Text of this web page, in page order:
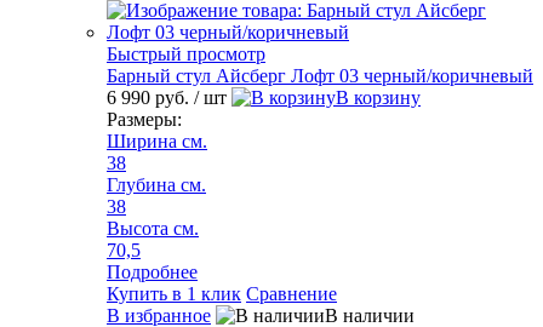
Быстрый просмотр
Барный стул Айсберг Лофт 03 черный/коричневый
6 990 руб. / шт
В корзину
Размеры:
Ширина см.
38
Глубина см.
38
Высота см.
70,5
Подробнее
Купить в 1 клик Сравнение
В избранное
В наличии